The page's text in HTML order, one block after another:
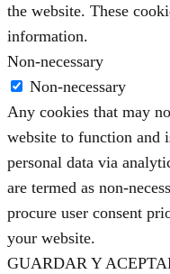
the website. These
information.
Non-necessary
Non-necessary
Any cookies that may
website to function and
personal data via
are termed as non-
procure user consent
your website.
GUARDAR Y